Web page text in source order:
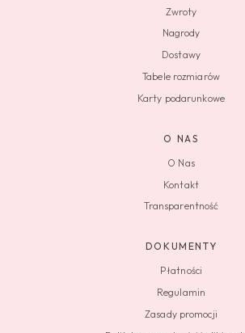
Zwroty
Nagrody
Dostawy
Tabele rozmiarów
Karty podarunkowe
O NAS
O Nas
Kontakt
Transparentność
DOKUMENTY
Płatności
Regulamin
Zasady promocji